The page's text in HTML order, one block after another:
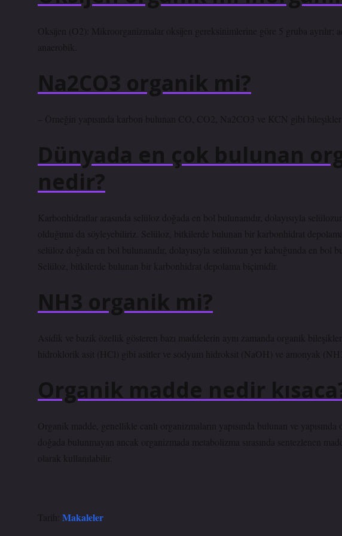
Oksijen (O2): Mikroorganizmalar oksijen gereksinimlerine göre 5 gruba
anaerobik.
Na2CO3 organik mi?
– Örneğin yapısında karbon bulunan CO, CO2, Na2CO3 ve KCN gibi
Dünyada en çok bulunan
nedir?
Karbonhidratlar arasında selüloz doğada en bol bulunanıdır, dolayısıyla
olduğunu da söyleyebiliriz. Selüloz, bitkilerde bulunan bir karbonhidrat
selüloz doğada en bol bulunanıdır, dolayısıyla selülozun yer kabuğunda en
Selüloz, bitkilerde bulunan bir karbonhidrat depolama biçimidir.
NH3 organik mi?
Asidik ve bazik özellik gösteren bazı maddelerin aynı zamanda organik
hidroklorik asit (HCl) gibi asitler ve sodyum hidroksit (NaOH) ve amonyak
Organik madde nedir
Organik madde, genellikle canlı organizmaların yapısında bulunan ve
doğada bulunmayan ancak organizmada metabolizma sırasında sentezlenen
olarak kullanılabilir.
Tarih: Makaleler